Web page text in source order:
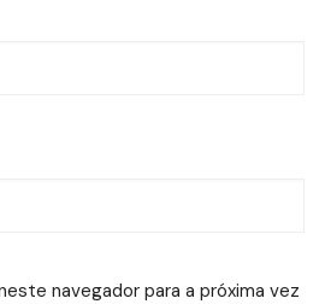
navegador para a próxima vez